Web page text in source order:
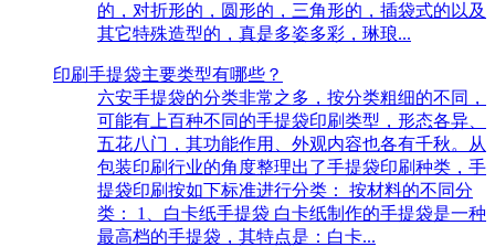
的，对折形的，圆形的，三角形的，插袋式的以及
其它特殊造型的，真是多姿多彩，琳琅...
印刷手提袋主要类型有哪些？
六安手提袋的分类非常之多，按分类粗细的不同，
可能有上百种不同的手提袋印刷类型，形态各异、
五花八门，其功能作用、外观内容也各有千秋。从
包装印刷行业的角度整理出了手提袋印刷种类，手
提袋印刷按如下标准进行分类： 按材料的不同分
类： 1、白卡纸手提袋 白卡纸制作的手提袋是一种
最高档的手提袋，其特点是：白卡...